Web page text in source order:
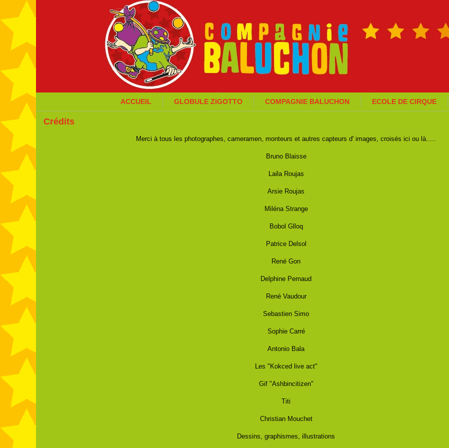
ACCUEIL GLOBULE ZIGOTTO COMPAGNIE BALUCHON ECOLE DE CIRQUE
Crédits
Merci à tous les photographes, cameramen, monteurs et autres capteurs d' images, croisés ici ou là.....
Bruno Blaisse
Laila Roujas
Arsie Roujas
Miléna Strange
Bobol Glloq
Patrice Delsol
René Gon
Delphine Pernaud
René Vaudour
Sebastien Simo
Sophie Carré
Antonio Bala
Les "Kokced live act"
Gif "Ashbincitizen"
Titi
Christian Mouchet
Dessins, graphismes, illustrations